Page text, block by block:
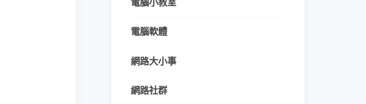
電腦軟體
網路大小事
網路社群